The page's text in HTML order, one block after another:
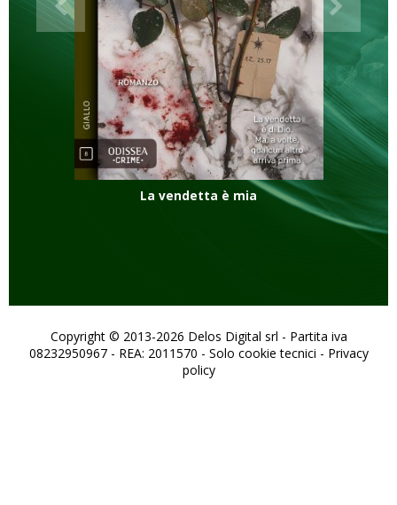
La vendetta è mia
Copyright © 2013-2026 Delos Digital srl - Partita iva
08232950967 - REA: 2011570 - Solo cookie tecnici - Privacy
policy